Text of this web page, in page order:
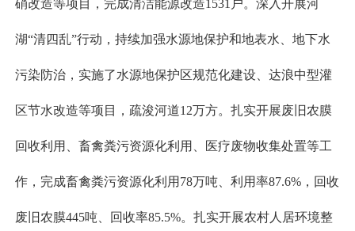
硝改造等项目，完成清洁能源改造1531户。深入开展河
湖“清四乱”行动，持续加强水源地保护和地表水、地下水
污染防治，实施了水源地保护区规范化建设、达浪中型灌
区节水改造等项目，疏浚河道12万方。扎实开展废旧农膜
回收利用、畜禽粪污资源化利用、医疗废物收集处置等工
作，完成畜禽粪污资源化利用78万吨、利用率87.6%，回收
废旧农膜445吨、回收率85.5%。扎实开展农村人居环境整